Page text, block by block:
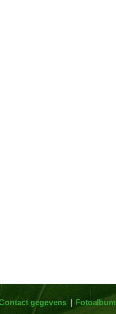
gegevens Fotoalbum